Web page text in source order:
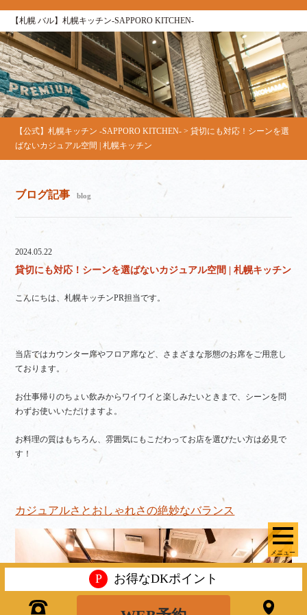
【札幌 バル】札幌キッチン‐SAPPORO KITCHEN‐
メニュー
【公式】札幌キッチン ‐SAPPORO KITCHEN‐ >貸切にも対応！シーンを選
ばないカジュアル空間 | 札幌キッチン
ブログ記事 blog
2024.05.22
貸切にも対応！シーンを選ばないカジュアル空間 | 札幌キッチン
こんにちは、札幌キッチンPR担当です。
当店ではカウンター席やフロア席など、さまざまな形態のお席をご用意し
ております。
お仕事帰りのちょい飲みからワイワイと楽しみたいときまで、シーンを問
わずお使いいただけますよ。
お料理の質はもちろん、雰囲気にもこだわってお店を選びたい方は必見で
す！
カジュアルさとおしゃれさの絶妙なバランス
P お得なDKポイント